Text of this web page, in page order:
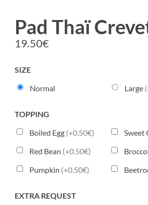
Pad Thaï
19.50€
SIZE
Normal
Large
TOPPING
Boiled Egg (+0.50€) Sweet
Red Bean (+0.50€)
Pumpkin (+0.50€)
EXTRA REQUEST